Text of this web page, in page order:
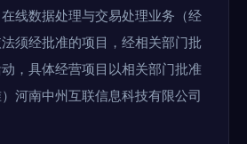
线数据处理与交易处理业务（经
须经批准的项目，经相关部门批
，具体经营项目以相关部门批准
河南中州互联信息科技有限公司